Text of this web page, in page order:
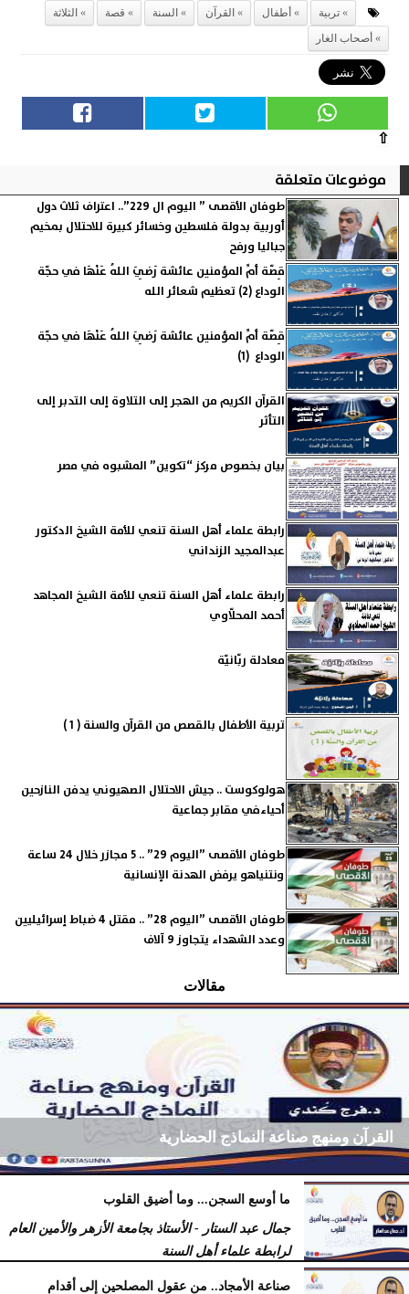
تربية أطفال القرآن السنة قصة
الثلاثة
أصحاب الغار
⇧
موضوعات متعلقة
طوفان الأقصى ” اليوم ال 229”.. اعتراف ثلاث دول
أوربية بدولة فلسطين وخسائر كبيرة للاحتلال بمخيم
جباليا ورفح
قِصّة أمِّ المؤمنين عائشة رَضِيَ اللهُ عَنْهَا في حجّة
الوداع (2) تعظيم شعائر الله
قِصّة أمِّ المؤمنين عائشة رَضِيَ اللهُ عَنْهَا في حجّة
الوداع (1)
القرآن الكريم من الهجر إلى التلاوة إلى التدبر إلى
التأثر
بيان بخصوص مركز “تكوين” المشبوه في مصر
رابطة علماء أهل السنة تنعي للأمة الشيخ الدكتور
عبدالمجيد الزنداني
رابطة علماء أهل السنة تنعي للأمة الشيخ المجاهد
أحمد المحلّاوي
معادلة ربّانيّة
تربية الأطفال بالقصص من القرآن والسنة ( 1 )
هولوكوست .. جيش الاحتلال الصهيوني يدفن النازحين
أحياءفي مقابر جماعية
طوفان الأقصى ”اليوم 29” .. 5 مجازر خلال 24 ساعة
ونتنياهو يرفض الهدنة الإنسانية
طوفان الأقصى ”اليوم 28” .. مقتل 4 ضباط إسرائيليين
وعدد الشهداء يتجاوز 9 آلاف
مقالات
القرآن ومنهج صناعة النماذج الحضارية
فرج كُندي - رئيس مركز الكُندي للدراسات والبحوث
السبت، 18 يوليو 2026 09:14 مـ
ما أوسع السجن... وما أضيق القلوب
جمال عبد الستار - الأستاذ بجامعة الأزهر والأمين العام
لرابطة علماء أهل السنة
السبت، 18 يوليو 2026 12:29 مـ
صناعة الأمجاد.. من عقول المصلحين إلى أقدام